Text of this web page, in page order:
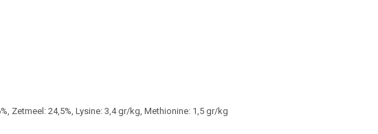
Zetmeel: 24,5%, Lysine: 3,4 gr/kg, Methionine: 1,5 gr/kg